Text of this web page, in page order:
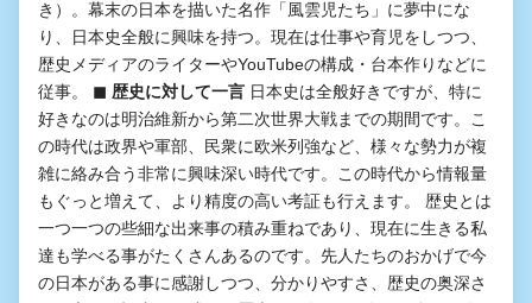
き）。幕末の日本を描いた名作「風雲児たち」に夢中にな
り、日本史全般に興味を持つ。現在は仕事や育児をしつつ、
歴史メディアのライターやYouTubeの構成・台本作りなどに
従事。 ◼︎ 歴史に対して一言 日本史は全般好きですが、特に
好きなのは明治維新から第二次世界大戦までの期間です。こ
の時代は政界や軍部、民衆に欧米列強など、様々な勢力が複
雑に絡み合う非常に興味深い時代です。この時代から情報量
もぐっと増えて、より精度の高い考証も行えます。 歴史とは
一つ一つの些細な出来事の積み重ねであり、現在に生きる私
達も学べる事がたくさんあるのです。先人たちのおかげで今
の日本がある事に感謝しつつ、分かりやすさ、歴史の奥深さ